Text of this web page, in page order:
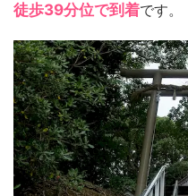
徒歩39分位で到着です。